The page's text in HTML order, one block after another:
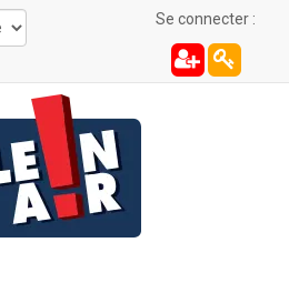
Se connecter :